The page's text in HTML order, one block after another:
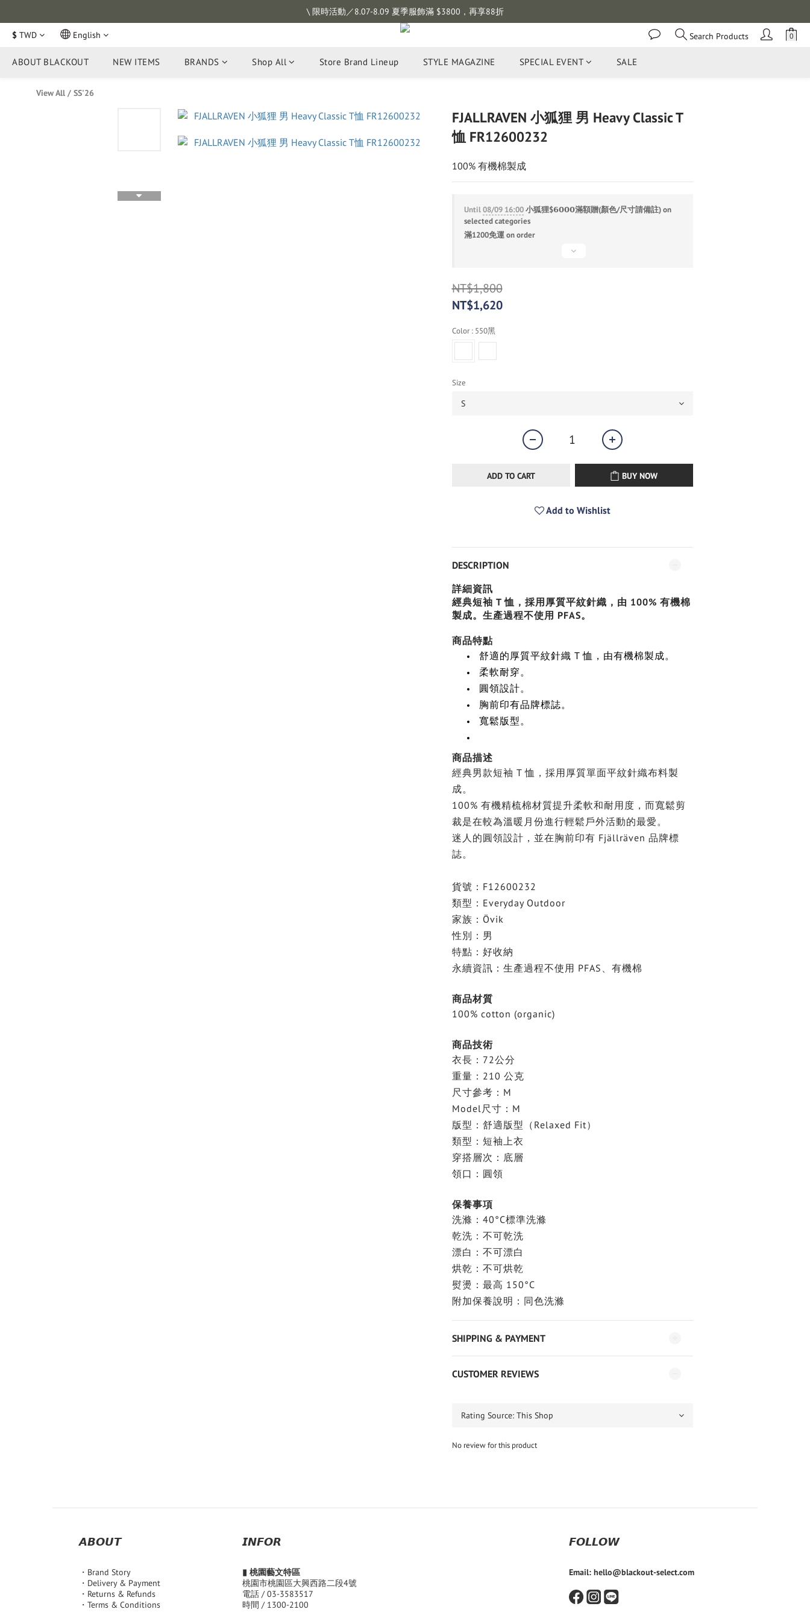
註冊會員拿購物金 $100，滿$1200免運
\ 限時活動／8.07-8.09 夏季服飾滿 $3800，再享88折
註冊會員拿購物金 $100，滿$1200免運
$ TWD English Search Products
ABOUT BLACKOUT NEW ITEMS BRANDS Shop All Store Brand Lineup STYLE MAGAZINE SPECIAL EVENT SALE
View All / SS'26
FJALLRAVEN 小狐狸 男 Heavy Classic T
恤 FR12600232
100% 有機棉製成
Until08/09 16:00小狐狸$𝟲𝟬𝟬𝟬滿額贈(顏色/尺寸請備註) on
selected categories
滿1200免運 on order
NT$1,800
NT$1,620
Color : 550黑
Size
ADD TO CART BUY NOW
Add to Wishlist
DESCRIPTION
詳細資訊
經典短袖 T 恤，採用厚質平紋針織，由 100% 有機棉
製成。生產過程不使用 PFAS。
商品特點
舒適的厚質平紋針織 T 恤，由有機棉製成。
柔軟耐穿。
圓領設計。
胸前印有品牌標誌。
寬鬆版型。
商品描述
經典男款短袖 T 恤，採用厚質單面平紋針織布料製
成。
100% 有機精梳棉材質提升柔軟和耐用度，而寬鬆剪
裁是在較為溫暖月份進行輕鬆戶外活動的最愛。
迷人的圓領設計，並在胸前印有 Fjällräven 品牌標
誌。
貨號：F12600232
類型：Everyday Outdoor
家族：Övik
性別：男
特點：好收納
永續資訊：生產過程不使用 PFAS、有機棉
商品材質
100% cotton (organic)
商品技術
衣長：72公分
重量：210 公克
尺寸參考：M
Model尺寸：M
版型：舒適版型（Relaxed Fit）
類型：短袖上衣
穿搭層次：底層
領口：圓領
保養事項
洗滌：40°C標準洗滌
乾洗：不可乾洗
漂白：不可漂白
烘乾：不可烘乾
熨燙：最高 150°C
附加保養說明：同色洗滌
SHIPPING & PAYMENT
CUSTOMER REVIEWS
No review for this product
𝘼𝘽𝙊𝙐𝙏
・Brand Story
・Delivery & Payment
・Returns & Refunds
・Terms & Conditions
𝙄𝙉𝙁𝙊𝙍
▮ 桃園藝文特區
桃園市桃園區大興西路二段4號
電話 / 03-3583517
時間 / 1300-2100
𝙁𝙊𝙇𝙇𝙊𝙒
Email: hello@blackout-select.com